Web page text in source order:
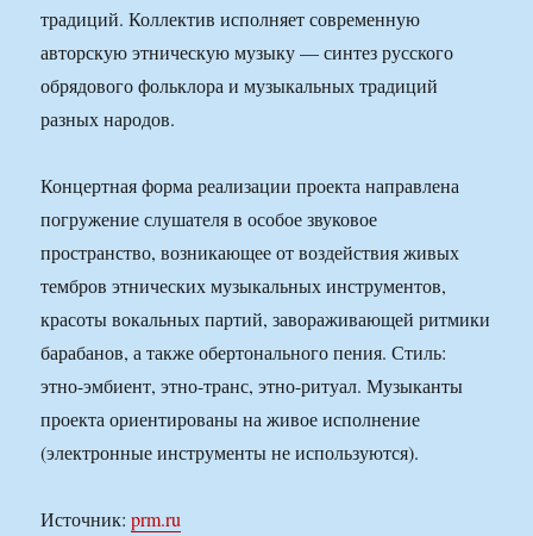
традиций. Коллектив исполняет современную
авторскую этническую музыку — синтез русского
обрядового фольклора и музыкальных традиций
разных народов.
Концертная форма реализации проекта направлена
погружение слушателя в особое звуковое
пространство, возникающее от воздействия живых
тембров этнических музыкальных инструментов,
красоты вокальных партий, завораживающей ритмики
барабанов, а также обертонального пения. Стиль:
этно-эмбиент, этно-транс, этно-ритуал. Музыканты
проекта ориентированы на живое исполнение
(электронные инструменты не используются).
Источник:prm.ru